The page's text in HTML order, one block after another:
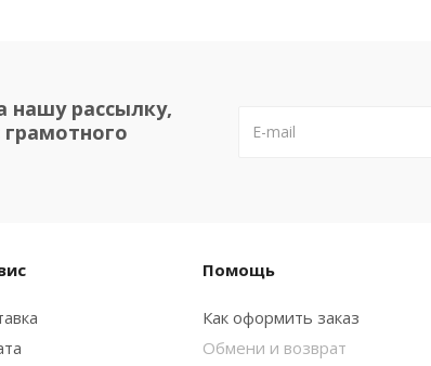
нашу рассылку,
грамотного
Помощь
Как оформить заказ
Обмени и возврат